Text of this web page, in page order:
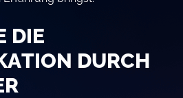
DIE
DURCH